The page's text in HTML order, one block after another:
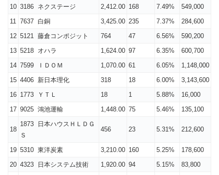
10 3186 ネクステージ 2,412.00 168 7.49%
549,000
11 7637 白銅 3,425.00 235 7.37%
284,600
12 5121 藤倉コンポジット 764 47 6.56%
590,200
13 5218 オハラ 1,624.00 97 6.35%
600,700
14 7599 ＩＤＯＭ 1,070.00 61 6.05%
1,148,000
15 4406 新日本理化 318 18 6.00%
3,143,600
16 1773 ＹＴＬ 18 1 5.88%
16,000
17 9025 鴻池運輸 1,448.00 75 5.46% 135,100
18
1873 日本ハウスＨＬＤＧ
Ｓ
456 23 5.31% 212,600
19 5310 東洋炭素 3,210.00 160 5.25%
178,600
20 4323 日本システム技術 1,920.00 94 5.15%
83,800